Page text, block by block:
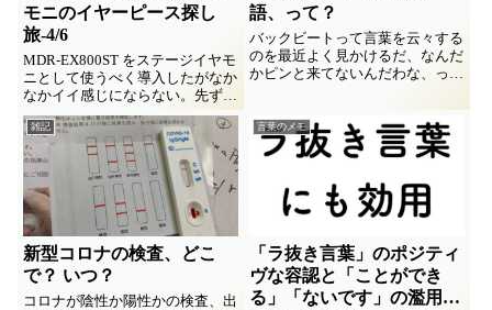
モニのイヤーピース探し
旅-4/6
MDR-EX800ST をステージイヤモ
ニとして使うべく導入したがなか
なかイイ感じにならない。先ずは
イヤーピース交換にトライ。
But!! 根本的な問題がそこに
は…。理解を深めるべく「モニタ
ーってなに？」「スピーカーって
なに？」って研究をしてみた備忘
録。６回連載の４回目。
語、って？
バックビートって言葉を云々する
のを最近よく見かけるだ、なんだ
かピンと来てないんだわな、って
れてオツム爆裂した若き日の思い
出話を交えて♪
雑記
新型コロナの検査、どこ
で？ いつ？
コロナが陰性か陽性かの検査、出
言葉のメモ
「ラ抜き言葉」のポジティ
ヴな容認と「ことができ
る」「ないです」の濫用と